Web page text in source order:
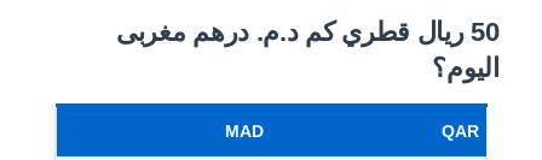
50 ريال قطري كم د.م.‏ درهم مغربى
اليوم؟
QAR
MAD